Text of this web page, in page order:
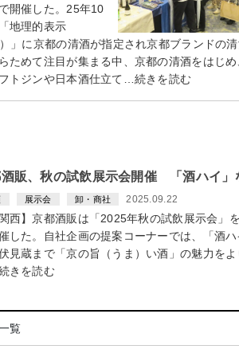
開催した。25年10
地理的表示
）」に京都の清酒が指定され京都ブランドの
ためて注目が集まる中、京都の清酒をはじめ
トジンや日本酒仕立て…続きを読む
販、秋の試飲展示会開催 「酒ハイ」
展示会 卸・商社 2025.09.22
西】京都酒販は「2025年秋の試飲展示会」
した。自社企画の提案コーナーでは、「酒
見蔵まで「京の旨（うま）い酒」の魅力を
きを読む
覧